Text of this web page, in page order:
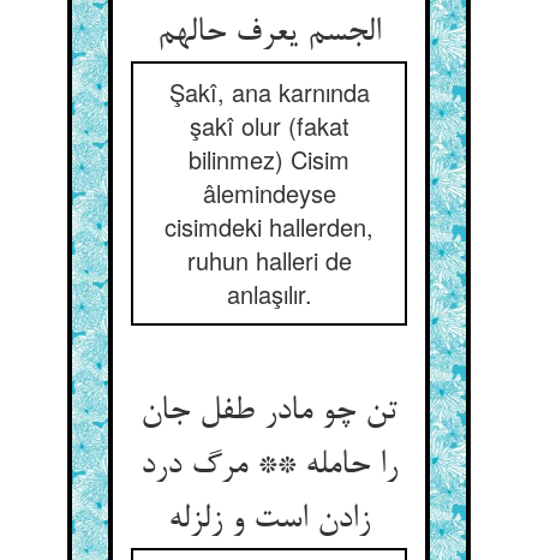
Şakî, ana karnında
şakî olur (fakat
bilinmez) Cisim
âlemindeyse
cisimdeki hallerden,
ruhun halleri de
anlaşılır.
تن چو مادر طفل جان
را حامله ** مرگ درد